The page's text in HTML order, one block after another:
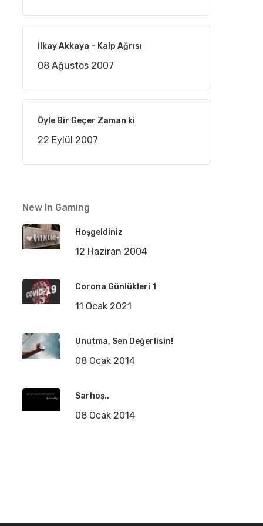
İlkay Akkaya – Kalp Ağrısı
08 Ağustos 2007
Öyle Bir Geçer Zaman ki
22 Eylül 2007
New In Gaming
Hoşgeldiniz
12 Haziran 2004
Corona Günlükleri 1
11 Ocak 2021
Unutma, Sen Değerlisin!
08 Ocak 2014
Sarhoş..
08 Ocak 2014